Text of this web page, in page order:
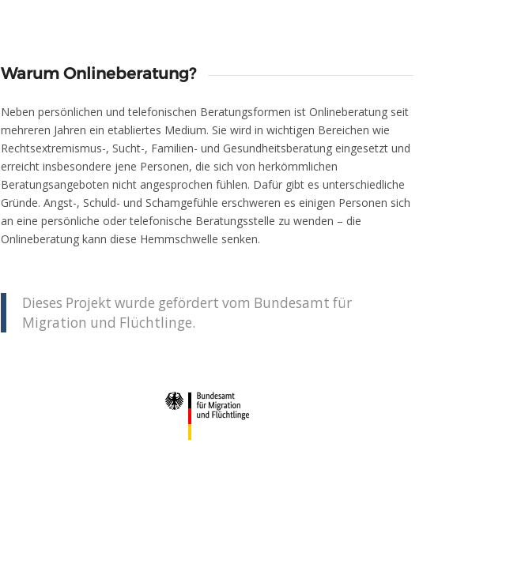
Warum Onlineberatung?
Neben persönlichen und telefonischen Beratungsformen ist Onlineberatung seit
mehreren Jahren ein etabliertes Medium. Sie wird in wichtigen Bereichen wie
Rechtsextremismus-, Sucht-, Familien- und Gesundheitsberatung eingesetzt und
erreicht insbesondere jene Personen, die sich von herkömmlichen
Beratungsangeboten nicht angesprochen fühlen. Dafür gibt es unterschiedliche
Gründe. Angst-, Schuld- und Schamgefühle erschweren es einigen Personen sich
an eine persönliche oder telefonische Beratungsstelle zu wenden – die
Onlineberatung kann diese Hemmschwelle senken.
Dieses Projekt wurde gefördert vom Bundesamt für
Migration und Flüchtlinge.